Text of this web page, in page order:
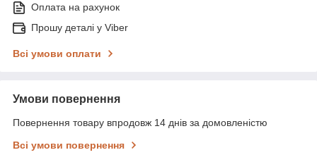
Оплата на рахунок
Прошу деталі у Viber
Всі умови оплати
Умови повернення
Повернення товару впродовж 14 днів за домовленістю
Всі умови повернення